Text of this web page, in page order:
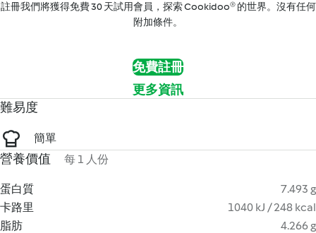
註冊我們將獲得免費 30 天試用會員，探索 Cookidoo® 的世界。沒有任何
附加條件。
免費註冊
更多資訊
難易度
簡單
營養價值 每 1 人份
蛋白質
7.493 g
卡路里
1040 kJ / 248 kcal
脂肪
4.266 g